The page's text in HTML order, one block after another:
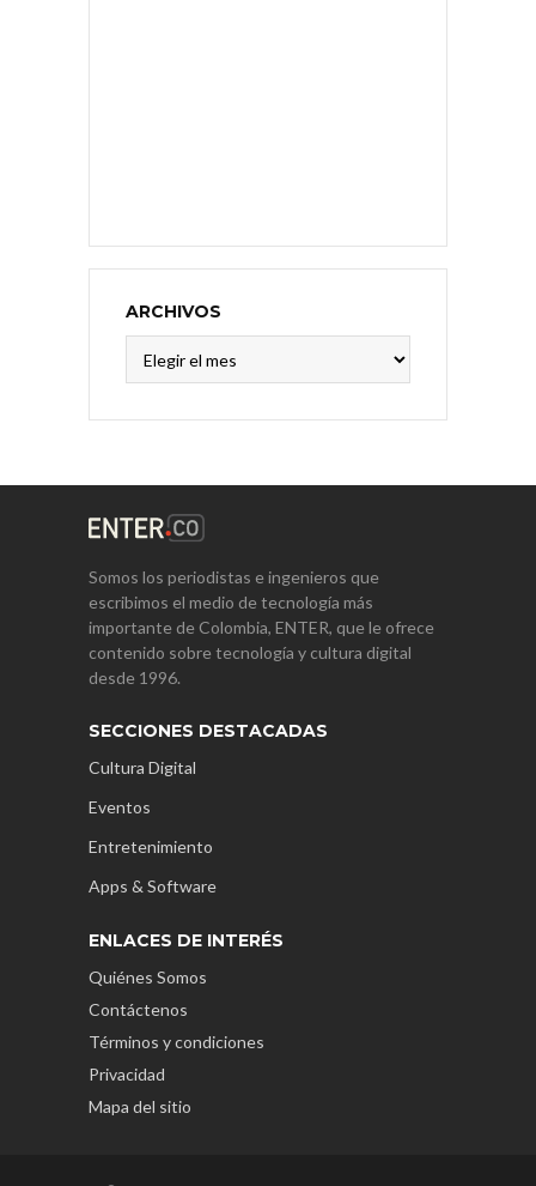
ARCHIVOS
Somos los periodistas e ingenieros que
escribimos el medio de tecnología más
importante de Colombia, ENTER, que le ofrece
contenido sobre tecnología y cultura digital
desde 1996.
SECCIONES DESTACADAS
Cultura Digital
Eventos
Entretenimiento
Apps & Software
ENLACES DE INTERÉS
Quiénes Somos
Contáctenos
Términos y condiciones
Privacidad
Mapa del sitio